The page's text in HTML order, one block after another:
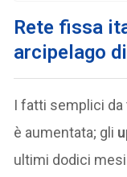
Rete fissa
arcipelago
I fatti semplici
è aumentata; gli
ultimi dodici